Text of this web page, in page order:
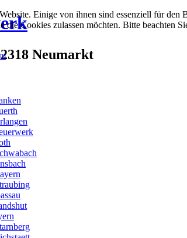
Neumarkt
Einige von ihnen sind essenziell für
die Cookies zulassen möchten. Bitte